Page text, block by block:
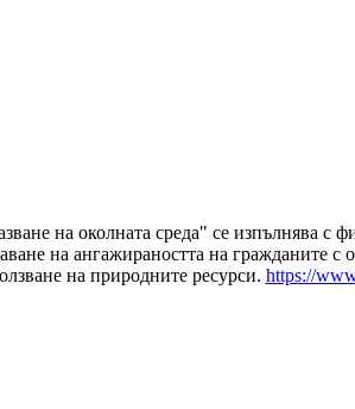
на околната среда" се изпълнява
на ангажираността на гражданите с
на природните ресурси. https://